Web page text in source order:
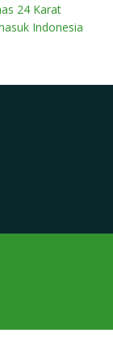
24 Karat
Indonesia